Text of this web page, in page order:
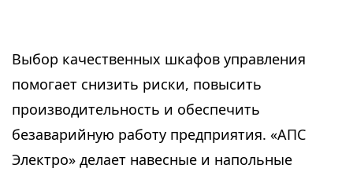
Выбор качественных шкафов управления
помогает снизить риски, повысить
производительность и обеспечить
безаварийную работу предприятия. «АПС
Электро» делает навесные и напольные